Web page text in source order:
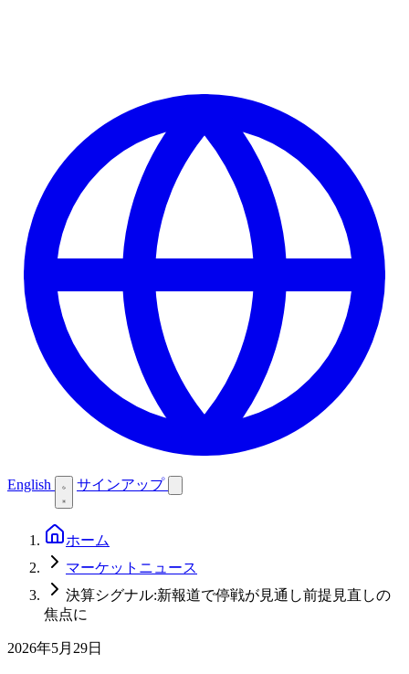
English サインアップ
ホーム
マーケットニュース
決算シグナル:新報道で停戦が見通し前提見直しの
焦点に
2026年5月29日